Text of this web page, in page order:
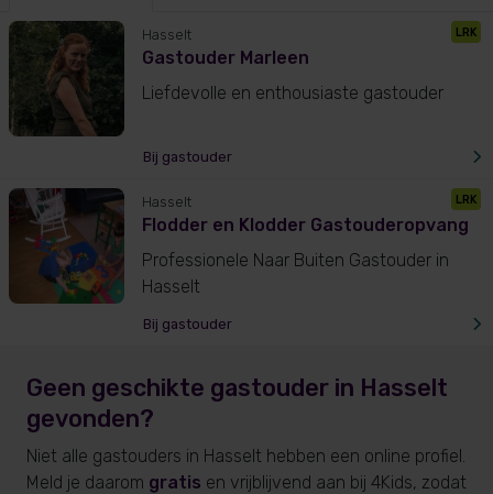
LRK
Hasselt
Gastouder Marleen
Liefdevolle en enthousiaste gastouder
Bij gastouder
LRK
Hasselt
Flodder en Klodder Gastouderopvang
Professionele Naar Buiten Gastouder in
Hasselt
Bij gastouder
Geen geschikte gastouder in Hasselt
gevonden?
Niet alle gastouders in Hasselt hebben een online profiel.
Meld je daarom gratis en vrijblijvend aan bij 4Kids, zodat